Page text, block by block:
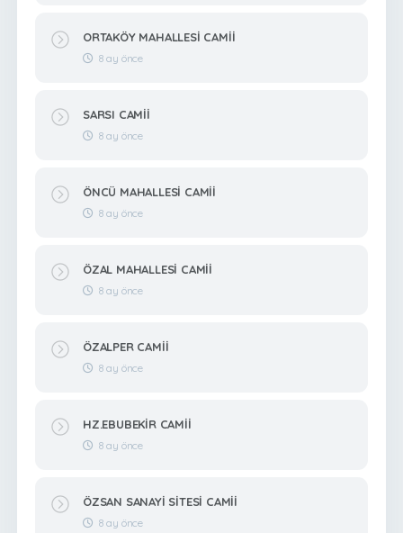
ORTAKÖY MAHALLESİ CAMİİ
8 ay önce
SARSI CAMİİ
8 ay önce
ÖNCÜ MAHALLESİ CAMİİ
8 ay önce
ÖZAL MAHALLESİ CAMİİ
8 ay önce
ÖZALPER CAMİİ
8 ay önce
HZ.EBUBEKİR CAMİİ
8 ay önce
ÖZSAN SANAYİ SİTESİ CAMİİ
8 ay önce